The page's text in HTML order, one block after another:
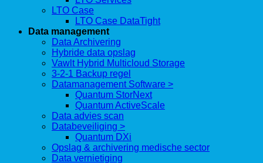
LTO Case
LTO Case DataTight
Data management
Data Archivering
Hybride data opslag
Vawlt Hybrid Multicloud Storage
3-2-1 Backup regel
Datamanagement Software >
Quantum StorNext
Quantum ActiveScale
Data advies scan
Databeveiliging >
Quantum DXi
Opslag & archivering medische sector
Data vernietiging